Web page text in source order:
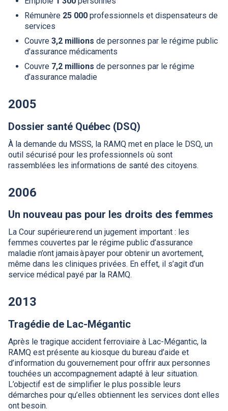
Rémunère 25 000 professionnels et dispensateurs de
services
Couvre 3,2 millions de personnes par le régime public
d’assurance médicaments
Couvre 7,2 millions de personnes par le régime
d’assurance maladie
2005
Dossier santé Québec (DSQ)
À la demande du MSSS, la RAMQ met en place le DSQ, un
outil sécurisé pour les professionnels où sont
rassemblées les informations de santé des citoyens.
2006
Un nouveau pas pour les droits des femmes
La Cour supérieure rend un jugement important : les
femmes couvertes par le régime public d’assurance
maladie n’ont jamais à payer pour obtenir un avortement,
même dans les cliniques privées. En effet, il s’agit d’un
service médical payé par la RAMQ.
2013
Tragédie de Lac-Mégantic
Après le tragique accident ferroviaire à Lac-Mégantic, la
RAMQ est présente au kiosque du bureau d’aide et
d’information du gouvernement pour offrir aux personnes
touchées un accompagnement adapté à leur situation.
L’objectif est de simplifier le plus possible leurs
démarches pour qu’elles obtiennent les services dont elles
ont besoin.